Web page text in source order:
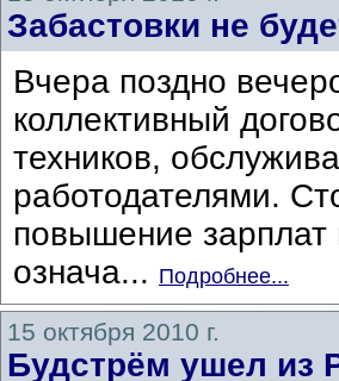
Забастовки не
Вчера поздно
коллективный
техников,
работодателями.
повышение зарплат
означа... Подробнее...
15 октября 2010 г.
Будстрём ушел из